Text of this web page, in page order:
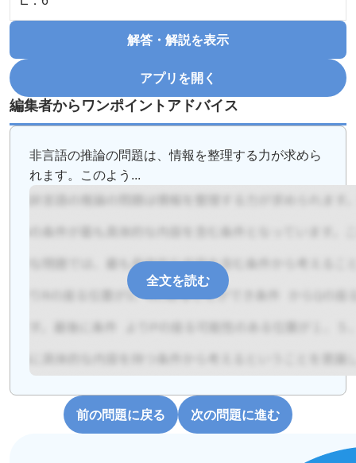
解答・解説を表示
アプリを開く
編集者からワンポイントアドバイス
非言語の推論の問題は、情報を整理する力が求めら
れます。このよう...
全文を読む
前の問題に戻る 次の問題に進む